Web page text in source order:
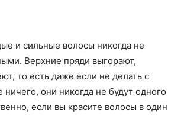
и сильные волосы никогда не
Верхние пряди выгорают,
то есть даже если не делать с
они никогда не будут одного
если вы красите волосы в один